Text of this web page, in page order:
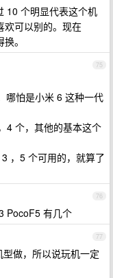
10 个明显代表这个机
欢可以别的。现在
。
75
哪怕是小米 6 这种一代
4 个，其他的基本这个
，5 个可用的，就算了
76
PocoF5 有几个
77
做，所以说玩机一定